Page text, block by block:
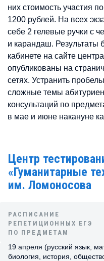
них стоимость участия
1200 рублей. На всех
себе 2 гелевые ручки с
и карандаш. Результаты
кабинете на сайте
опубликованы на
сетях. Устранить
сложные темы
консультаций по
в мае и июне накануне
Центр
«Гуманитарные
им. Ломоносова
РАСПИСАНИЕ
РЕПЕТИЦИОННЫХ ЕГЭ
ПО ПРЕДМЕТАМ
19 апреля (русский язык,
биология, история,